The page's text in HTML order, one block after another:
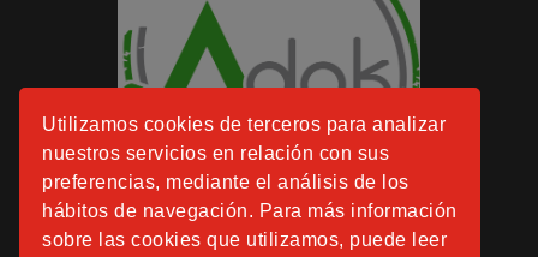
Utilizamos cookies de terceros para analizar
nuestros servicios en relación con sus
preferencias, mediante el análisis de los
hábitos de navegación. Para más información
sobre las cookies que utilizamos, puede leer